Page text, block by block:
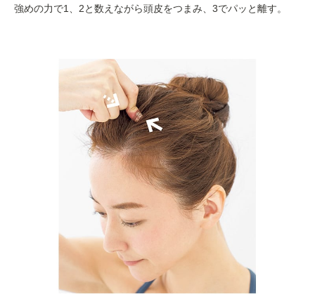
強めの力で1、2と数えながら頭皮をつまみ、3でパッと離す。